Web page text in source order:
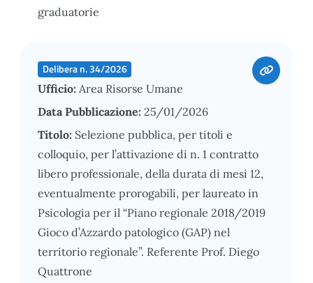
graduatorie
Delibera n. 34/2026
Ufficio: Area Risorse Umane
Data Pubblicazione: 25/01/2026
Titolo: Selezione pubblica, per titoli e
colloquio, per l’attivazione di n. 1 contratto
libero professionale, della durata di mesi 12,
eventualmente prorogabili, per laureato in
Psicologia per il “Piano regionale 2018/2019
Gioco d’Azzardo patologico (GAP) nel
territorio regionale”. Referente Prof. Diego
Quattrone